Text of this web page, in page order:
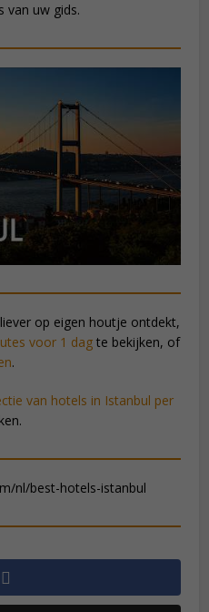
van uw gids.
op eigen houtje ontdekt,
voor 1 dag te bekijken, of
.
van hotels in Istanbul per
nl/best-hotels-istanbul